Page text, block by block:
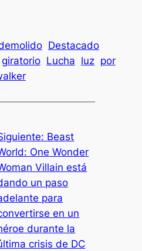
Destacado
giratorio Lucha luz por
Beast
One Wonder
Villain está
un paso
para
en un
durante la
crisis de DC